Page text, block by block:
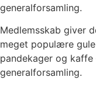
generalforsamling.
Medlemsskab giver
meget populære
pandekager og
generalforsamling.